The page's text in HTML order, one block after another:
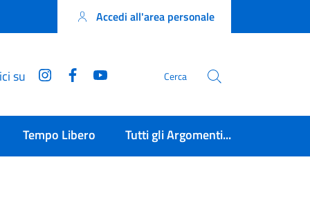
Accedi all'area personale
su InstagramFacebook Cerca
Tempo Libero Tutti gli Argomenti...